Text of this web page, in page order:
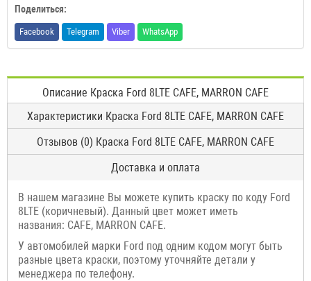
Поделиться:
Facebook Telegram Viber WhatsApp
Описание Краска Ford 8LTE CAFE, MARRON CAFE
Характеристики Краска Ford 8LTE CAFE, MARRON CAFE
Отзывов (0) Краска Ford 8LTE CAFE, MARRON CAFE
Доставка и оплата
В нашем магазине Вы можете купить краску по коду Ford
8LTE (коричневый). Данный цвет может иметь
названия: CAFE, MARRON CAFE.
У автомобилей марки Ford под одним кодом могут быть
разные цвета краски, поэтому уточняйте детали у
менеджера по телефону.